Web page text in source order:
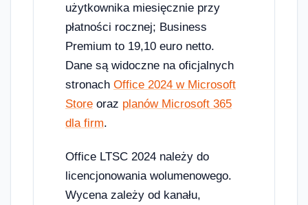
użytkownika miesięcznie przy
płatności rocznej; Business
Premium to 19,10 euro netto.
Dane są widoczne na oficjalnych
stronach Office 2024 w Microsoft
Store oraz planów Microsoft 365
dla firm.
Office LTSC 2024 należy do
licencjonowania wolumenowego.
Wycena zależy od kanału,